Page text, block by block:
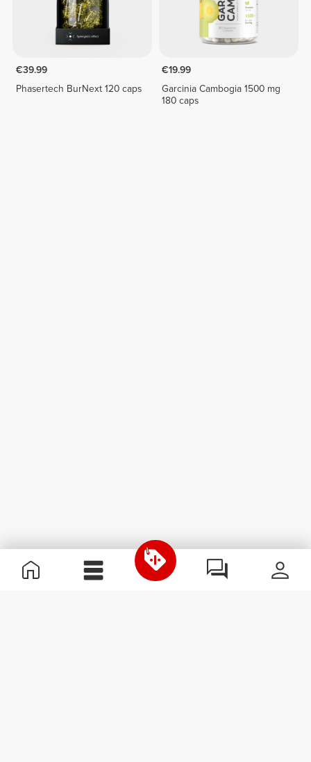
€39.99
Phasertech BurNext 120 caps
€19.99
Garcinia Cambogia 1500 mg
180 caps